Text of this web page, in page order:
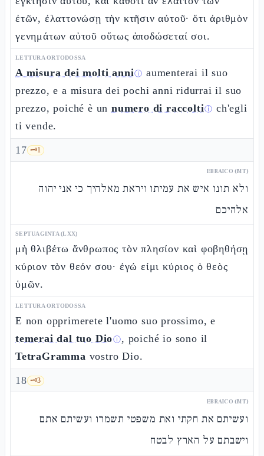
ἐτῶν, ἐλαττονώσῃ τὴν κτῆσιν αὐτοῦ· ὅτι ἀριθμὸν
γενημάτων αὐτοῦ οὕτως ἀποδώσεταί σοι.
LETTURA ORTODOSSA
A misura dei molti anniⓘ aumenterai il suo
prezzo, e a misura dei pochi anni ridurrai il suo
prezzo, poiché è unnumero di raccoltiⓘ ch'egli
ti vende.
17 🗝️1
EBRAICO (MT)
ולא תונו איש את עמיתו ויראת מאלהיך כי אני יהוה
אלהיכם
SEPTUAGINTA (LXX)
μὴ θλιβέτω ἄνθρωπος τὸν πλησίον καὶ φοβηθήσῃ
κύριον τὸν θεόν σου· ἐγώ εἰμι κύριος ὁ θεὸς
ὑμῶν.
LETTURA ORTODOSSA
E non opprimerete l'uomo suo prossimo, e
temerai dal tuo Dioⓘ, poiché io sono il
TetraGramma vostro Dio.
18 🗝️3
EBRAICO (MT)
ועשיתם את חקתי ואת משפטי תשמרו ועשיתם אתם
וישבתם על הארץ לבטח